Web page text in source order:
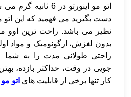
اتو مو اینورتو در 6
دست بگیرید می فهمید که این
نظیر می باشد. راحت ترین اوو
بدون لغزش، ارگونومیک و مواد
راحتی طولانی مدت را به
جویی در وقت، حداکثر بازده،
کار تنها برخی از قابلیت های اتو مو